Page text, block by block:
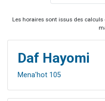
Les horaires sont issus des calculs
Daf Hayomi
Mena'hot 105